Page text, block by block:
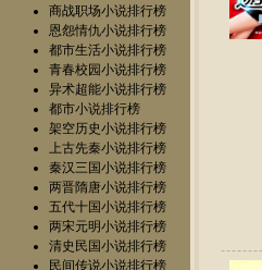
商战职场小说排行榜
恩怨情仇小说排行榜
都市生活小说排行榜
青春校园小说排行榜
异术超能小说排行榜
都市小说排行榜
架空历史小说排行榜
上古先秦小说排行榜
秦汉三国小说排行榜
两晋隋唐小说排行榜
五代十国小说排行榜
两宋元明小说排行榜
清史民国小说排行榜
民间传说小说排行榜